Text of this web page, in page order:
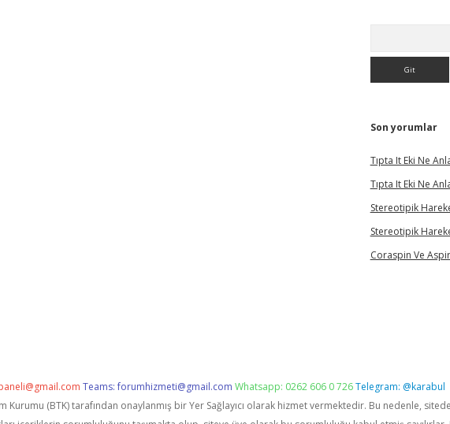
Son yorumlar
Tıpta It Eki Ne
Tıpta It Eki Ne
Stereotipik
Stereotipik
Coraspin Ve
Teams:forumhizmeti@gmail.com Whatsapp: 0262 606 0 726Telegram: @karabul
Kurumu (BTK) tarafından onaylanmış bir Yer Sağlayıcı olarak hizmet vermektedir. Bu nedenle,